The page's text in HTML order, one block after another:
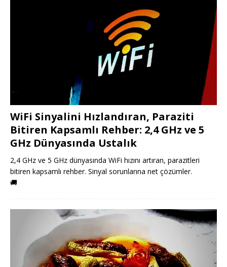
WiFi Sinyalini Hızlandıran, Paraziti
Bitiren Kapsamlı Rehber: 2,4 GHz ve 5
GHz Dünyasında Ustalık
2,4 GHz ve 5 GHz dünyasında WiFi hızını artıran, parazitleri
bitiren kapsamlı rehber. Sinyal sorunlarına net çözümler.
🚚